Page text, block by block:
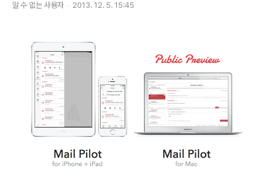
알 수 없는 사용자 2013. 12. 5. 15:45